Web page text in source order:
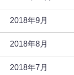
2018年9月
2018年8月
2018年7月